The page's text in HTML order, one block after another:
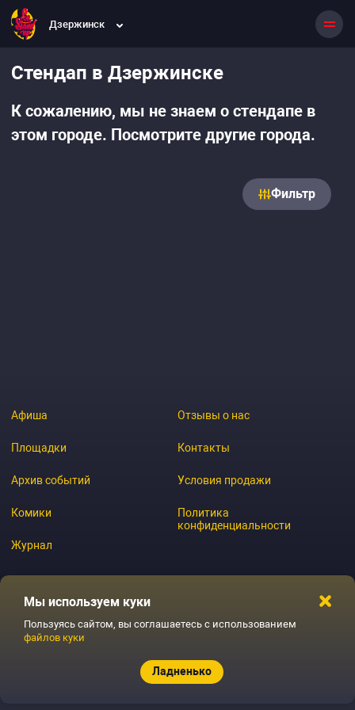
Дзержинск
Стендап в Дзержинске
Фильтр
К сожалению, мы не знаем о стендапе в
этом городе. Посмотрите другие города.
Афиша
Площадки
Архив событий
Комики
Журнал
Отзывы о нас
Контакты
Условия продажи
Политика
конфиденциальности
Мы используем куки
Пользуясь сайтом, вы соглашаетесь с использованием
файлов куки
Ладненько